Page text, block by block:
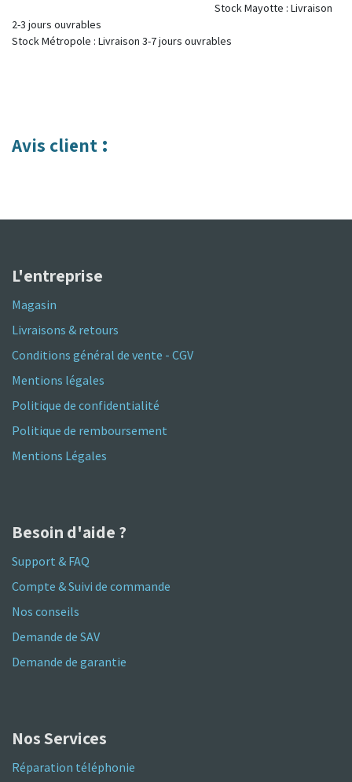
Stock Mayotte : Livraison
2-3 jours ouvrables
Stock Métropole : Livraison 3-7 jours ouvrables
Avis client :
L'entreprise
Magasin
Livraisons & retours
Conditions général de vente - CGV
Mentions légales
Politique de confidentialité
Politique de remboursement
Mentions Légales
Besoin d'aide ?
Support & FAQ
Compte & Suivi de commande
Nos conseils
Demande de SAV
Demande de garantie
Nos Services
Réparation téléphonie